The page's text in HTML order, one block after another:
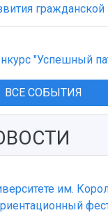
гражданской
"Успешный
ВСЕ СОБЫТИЯ
им.